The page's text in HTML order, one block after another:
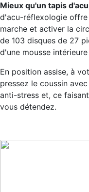
Mieux qu'un tapis
d'acu-réflexologie offre
marche et activer la
de 103 disques de 27
d'une mousse
En position assise, à
pressez le coussin
anti-stress et, ce
vous détendez.